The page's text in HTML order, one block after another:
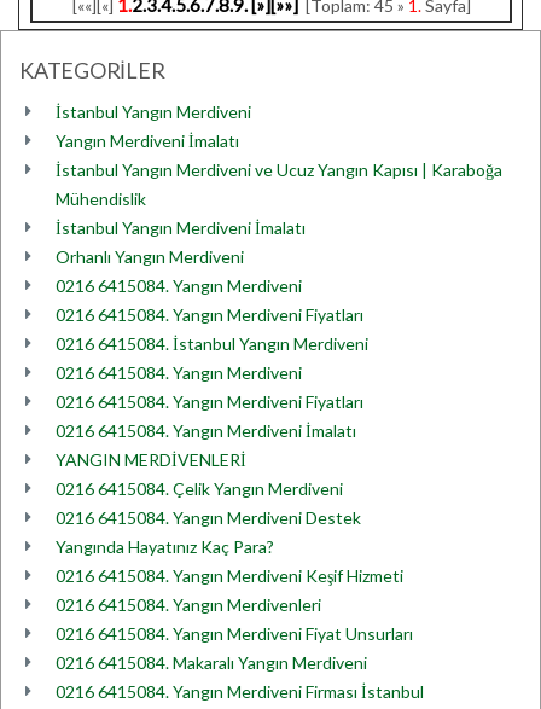
[««][«] 1.2.3.4.5.6.7.8.9.[»][»»] [Toplam: 45 » 1.Sayfa]
KATEGORİLER
İstanbul Yangın Merdiveni
Yangın Merdiveni İmalatı
İstanbul Yangın Merdiveni ve Ucuz Yangın Kapısı | Karaboğa
Mühendislik
İstanbul Yangın Merdiveni İmalatı
Orhanlı Yangın Merdiveni
0216 6415084. Yangın Merdiveni
0216 6415084. Yangın Merdiveni Fiyatları
0216 6415084. İstanbul Yangın Merdiveni
0216 6415084. Yangın Merdiveni
0216 6415084. Yangın Merdiveni Fiyatları
0216 6415084. Yangın Merdiveni İmalatı
YANGIN MERDİVENLERİ
0216 6415084. Çelik Yangın Merdiveni
0216 6415084. Yangın Merdiveni Destek
Yangında Hayatınız Kaç Para?
0216 6415084. Yangın Merdiveni Keşif Hizmeti
0216 6415084. Yangın Merdivenleri
0216 6415084. Yangın Merdiveni Fiyat Unsurları
0216 6415084. Makaralı Yangın Merdiveni
0216 6415084. Yangın Merdiveni Firması İstanbul